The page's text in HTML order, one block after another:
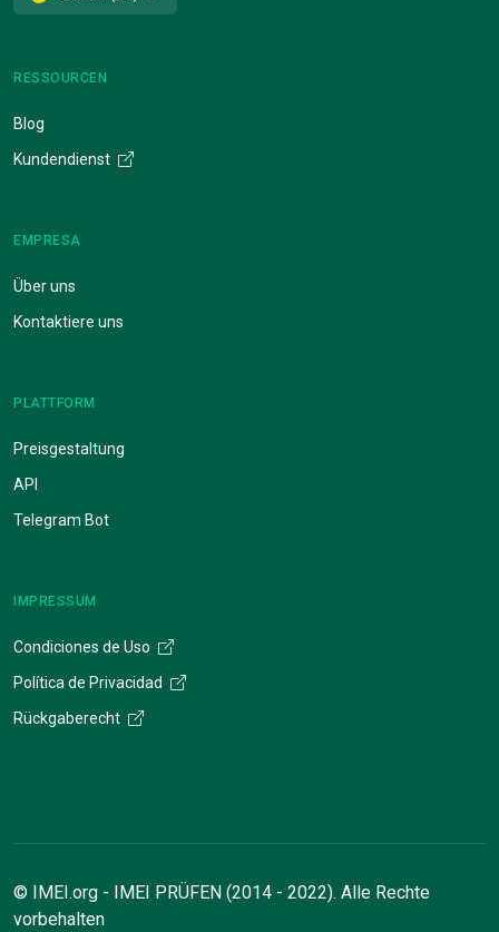
RESSOURCEN
Blog
Kundendienst
EMPRESA
Über uns
Kontaktiere uns
PLATTFORM
Preisgestaltung
API
Telegram Bot
IMPRESSUM
Condiciones de Uso
Política de Privacidad
Rückgaberecht
© IMEI.org - IMEI PRÜFEN (2014 - 2022). Alle Rechte
vorbehalten